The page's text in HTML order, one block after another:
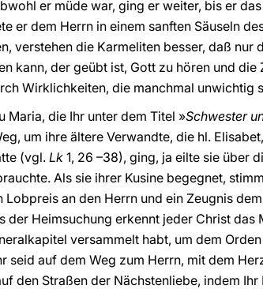
er müde war, ging er weiter, bis er
er dem Herrn in einem sanften Säuseln
verstehen die Karmeliten besser, daß
kann, der geübt ist, Gott zu hören und
Wirklichkeiten, die manchmal unwichtig
Maria, die Ihr unter dem Titel »Schwester
um ihre ältere Verwandte, die hl.
(vgl. Lk 1, 26 –38), ging, ja eilte sie über
Als sie ihrer Kusine begegnet,
Lobpreis an den Herrn und ein Zeugnis
der Heimsuchung erkennt jeder Christ
versammelt habt, um dem
seid auf dem Weg zum Herrn, mit dem
den Straßen der Nächstenliebe, indem